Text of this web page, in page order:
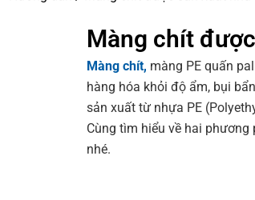
Màng chít
Màng chít, màng PE quấn
hàng hóa khỏi độ ẩm, bụi
sản xuất từ nhựa PE
Cùng tìm hiểu về hai
nhé.